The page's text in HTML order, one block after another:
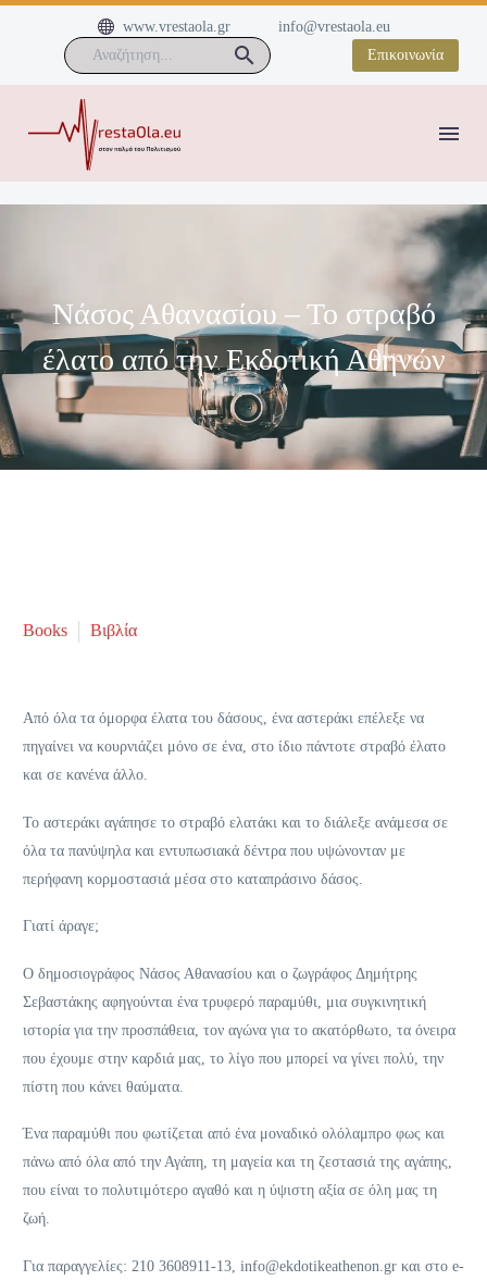

 www.vrestaola.gr
info@vrestaola.eu
Επικοινωνία
Νάσος Αθανασίου – Το στραβό
έλατο από την Εκδοτική Αθηνών
Books Βιβλία
Από όλα τα όμορφα έλατα του δάσους, ένα αστεράκι επέλεξε να
πηγαίνει να κουρνιάζει μόνο σε ένα, στο ίδιο πάντοτε στραβό έλατο
και σε κανένα άλλο.
Το αστεράκι αγάπησε το στραβό ελατάκι και το διάλεξε ανάμεσα σε
όλα τα πανύψηλα και εντυπωσιακά δέντρα που υψώνονταν με
περήφανη κορμοστασιά μέσα στο καταπράσινο δάσος.
Γιατί άραγε;
Ο δημοσιογράφος Νάσος Αθανασίου και ο ζωγράφος Δημήτρης
Σεβαστάκης αφηγούνται ένα τρυφερό παραμύθι, μια συγκινητική
ιστορία για την προσπάθεια, τον αγώνα για το ακατόρθωτο, τα όνειρα
που έχουμε στην καρδιά μας, το λίγο που μπορεί να γίνει πολύ, την
πίστη που κάνει θαύματα.
Ένα παραμύθι που φωτίζεται από ένα μοναδικό ολόλαμπρο φως και
πάνω από όλα από την Αγάπη, τη μαγεία και τη ζεστασιά της αγάπης,
που είναι το πολυτιμότερο αγαθό και η ύψιστη αξία σε όλη μας τη
ζωή.
Για παραγγελίες: 210 3608911-13, info@ekdotikeathenon.gr και στο e-